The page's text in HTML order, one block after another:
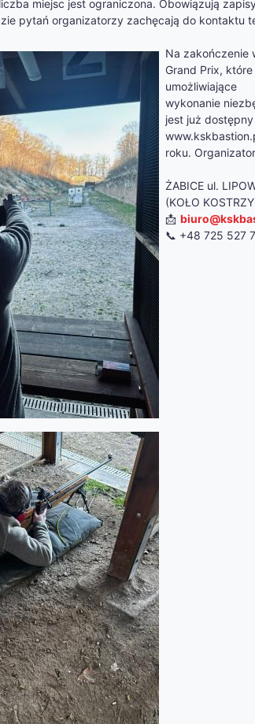
miejsc jest ograniczona. Obowiązują
pytań organizatorzy zachęcają do kontaktu
Na zakończenie
Grand Prix,
umożliwiające
wykonanie
jest już
roku.
ŻABICE ul.
(KOŁO
📩
📞 +48 725 527